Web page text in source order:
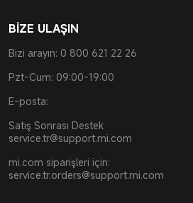
BİZE ULAŞIN
Bizi arayın: 0 800 621 22 26
Pzt-Cum: 09:00-19:00
E-posta:
Satış Sonrası Destek
service.tr@support.mi.com
mi.com siparişleri için:
service.tr.orders@support.mi.com